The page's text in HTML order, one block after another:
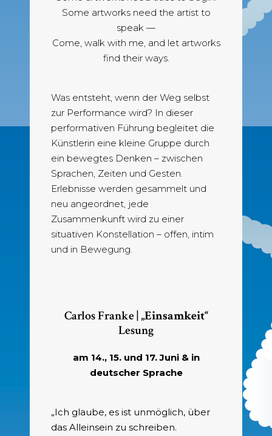
Some artworks need the artist to
speak —
Come, walk with me, and let artworks
find their ways.
Was entsteht, wenn der Weg selbst
zur Performance wird? In dieser
performativen Führung begleitet die
Künstlerin eine kleine Gruppe durch
ein bewegtes Denken – zwischen
Sprachen, Zeiten und Gesten.
Erlebnisse werden gesammelt und
neu angeordnet, jede
Zusammenkunft wird zu einer
situativen Konstellation – offen, intim
und in Bewegung.
Carlos Franke | „Einsamkeit“
Lesung
am 14., 15. und 17. Juni & in
deutscher Sprache
„Ich glaube, es ist unmöglich, über
das Alleinsein zu schreiben.